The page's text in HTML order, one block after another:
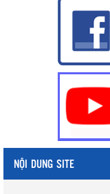
NỘI DUNG SITE